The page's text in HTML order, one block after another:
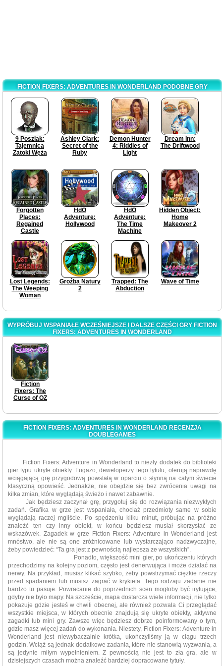
FICTION FIXERS: ADVENTURES IN WONDERLAND PODOBNE GRY
9 Poszlak:
Tajemnica
Zatoki Węża
Ashley Clark:
Secret of the
Ruby
Demon Hunter
4: Riddles of
Light
Dream Inn:
The Driftwood
Forgotten
Places:
Regained
Castle
HdO
Adventure:
Hollywood
HdO
Adventure:
The Time
Machine
Hidden Object:
Home
Makeover 2
Lost Legends:
The Weeping
Woman
Groźba Natury
2
Trapped: The
Abduction
Wave of Time
WYPRÓBUJ WSPANIAŁE WCZEŚNIEJSZE I DALSZE CZĘŚCI GRY FICTION
FIXERS: ADVENTURES IN WONDERLAND
Fiction
Fixers: The
Curse of OZ
FICTION FIXERS: ADVENTURES IN WONDERLAND RECENZJA
DOUBLEGAMES
Fiction Fixers: Adventure in Wonderland to niezły dodatek do biblioteki
gier typu ukryte obiekty. Fugazo, deweloperzy tego tytułu, oferują naprawdę
wciągającą grę przygodową powstałą w oparciu o słynną na całym świecie
klasyczną opowieść. Jednakże, nie obejdzie się bez zwrócenia uwagi na
kilka zmian, które wyglądają świeżo i nawet zabawnie.
Jak będziesz zaczynał grę, przygotuj się do rozwiązania niezwykłych
zadań. Grafika w grze jest wspaniała, chociaż przedmioty same w sobie
wyglądają raczej mgliście. Po spędzeniu kilku minut, próbując na próżno
znaleźć ten czy inny obiekt, w końcu będziesz musiał skorzystać ze
wskazówek. Zagadek w grze Fiction Fixers: Adventure in Wonderland jest
mnóstwo, ale nie są one zróżnicowane lub wystarczająco nadzwyczajne,
żeby powiedzieć: “Ta gra jest z pewnością najlepsza ze wszystkich”.
Ponadto, większość mini gier, po ukończeniu których
przechodzimy na kolejny poziom, często jest denerwująca i może działać na
nerwy. Na przykład, musisz klikać szybko, żeby powstrzymać ciężkie rzeczy
przed spadaniem lub musisz zagrać w krykieta. Tego rodzaju zadanie nie
bardzo tu pasuje. Powracanie do poprzednich scen mogłoby być irytujące,
gdyby nie było mapy. Na szczęście, mapa dostarcza wiele informacji, nie tylko
pokazuje gdzie jesteś w chwili obecnej, ale również pozwala Ci przeglądać
wszystkie miejsca, w których obecnie znajdują się ukryte obiekty, aktywne
zagadki lub mini gry. Zawsze więc będziesz dobrze poinformowany o tym,
gdzie masz więcej zadań do wykonania. Niestety, Fiction Fixers: Adventure in
Wonderland jest niewybaczalnie krótka, ukończyliśmy ją w ciągu trzech
godzin. Wciąż są jednak dodatkowe zadania, które nie stanowią wyzwania, a
są jedynie miłym wypełnieniem. Z pewnością nie jest to zła gra, ale w
dzisiejszych czasach można znaleźć bardziej dopracowane tytuły.